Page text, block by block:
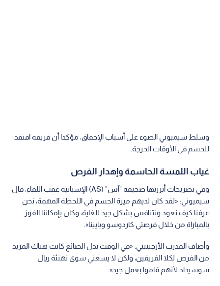
وسلط سيميوني الضوء على أسباب الإخفاق، مؤكدا أن فريقه افتقد
للحسم في الأوقات الحرجة.
غياب اللمسة الحاسمة وإهدار الفرص
وفي تصريحات أبرزتها صحيفة "آس" (AS) الإسبانية عقب اللقاء، قال
سيميوني: «لقد كان لديهم ميزة الحسم في اللحظة المهمة، نحن
عرفنا كيف نعود ونتنافس بشكل جيد للغاية، وكان بإمكاننا الفوز
بالمباراة من خلال فرصتي كاردوسو وبايينا».
وأضاف المدرب الأرجنتيني: «في الوقت بدل الضائع كانت هناك المزيد
من الفرص لكلا الفريقين، ولكن لا يسعني سوى تهنئة ريال
سوسيداد لأنهم قاموا بعمل جيد».